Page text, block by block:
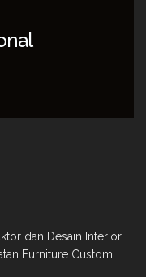
dan Desain Interior
Furniture Custom